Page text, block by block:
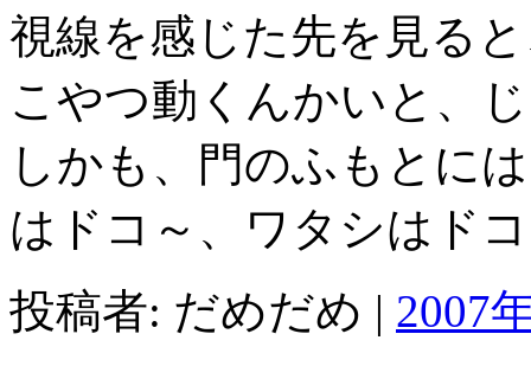
視線を感じた先を見る
こやつ動くんかいと、
しかも、門のふもとに
はドコ～、ワタシはド
投稿者: だめだめ | 2007